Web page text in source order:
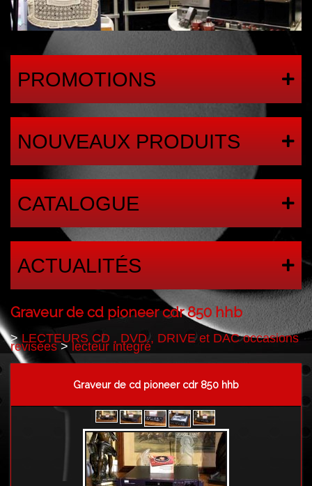
PROMOTIONS
NOUVEAUX PRODUITS
CATALOGUE
ACTUALITÉS
Graveur de cd pioneer cdr 850 hhb
>LECTEURS CD , DVD , DRIVE et DAC occasions
revisées> lecteur integré
Graveur de cd pioneer cdr 850 hhb